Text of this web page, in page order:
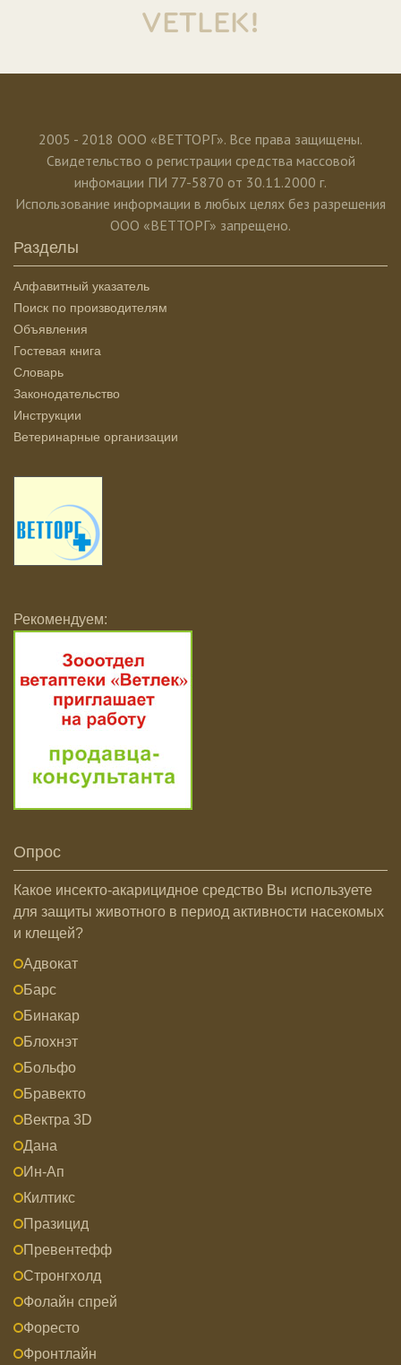
VETLEK!
2005 - 2018 ООО «ВЕТТОРГ». Все права защищены.
Свидетельство о регистрации средства массовой
инфомации ПИ 77-5870 от 30.11.2000 г.
Использование информации в любых целях без разрешения
ООО «ВЕТТОРГ» запрещено.
Разделы
Алфавитный указатель
Поиск по производителям
Объявления
Гостевая книга
Словарь
Законодательство
Инструкции
Ветеринарные организации
Рекомендуем:
Опрос
Какое инсекто-акарицидное средство Вы используете
для защиты животного в период активности насекомых
и клещей?
Адвокат
Барс
Бинакар
Блохнэт
Больфо
Бравекто
Вектра 3D
Дана
Ин-Ап
Килтикс
Празицид
Превентефф
Стронгхолд
Фолайн спрей
Форесто
Фронтлайн